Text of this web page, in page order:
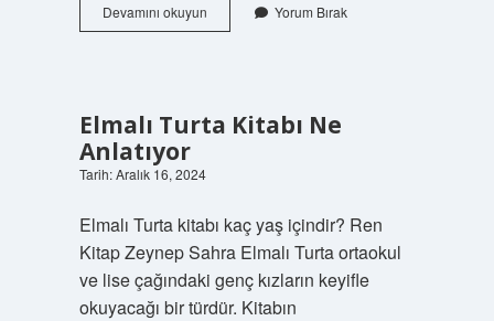
Devamını okuyunEn
Oyuncu
Yorum Bırak
Elmalı Turta Kitabı Ne
Anlatıyor
Tarih: Aralık 16, 2024
Elmalı Turta kitabı kaç yaş içindir? Ren
Kitap Zeynep Sahra Elmalı Turta ortaokul
ve lise çağındaki genç kızların keyifle
okuyacağı bir türdür. Kitabın